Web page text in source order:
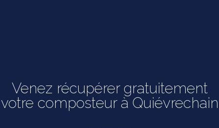
Venez récupérer gratuitement
votre composteur à Quiévrechain